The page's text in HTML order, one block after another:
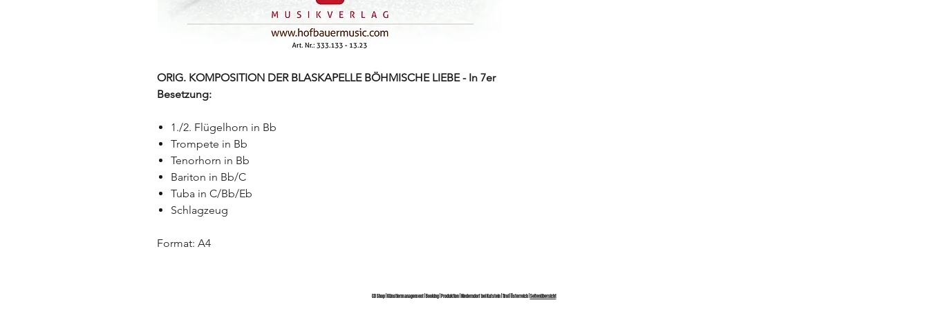
ORIG. KOMPOSITION DER BLASKAPELLE BÖHMISCHE LIEBE - In 7er
Besetzung:
1./2. Flügelhorn in Bb
Trompete in Bb
Tenorhorn in Bb
Bariton in Bb/C
Tuba in C/Bb/Eb
Schlagzeug
Format: A4
CD Shop | Künstlermanagement | Booking | Produktion | Niederndorf bei Kufstein | Tirol | Österreich | Seitenübersicht